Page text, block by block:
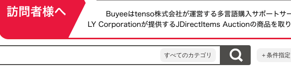
すべてのカテゴリ ＋条件指定